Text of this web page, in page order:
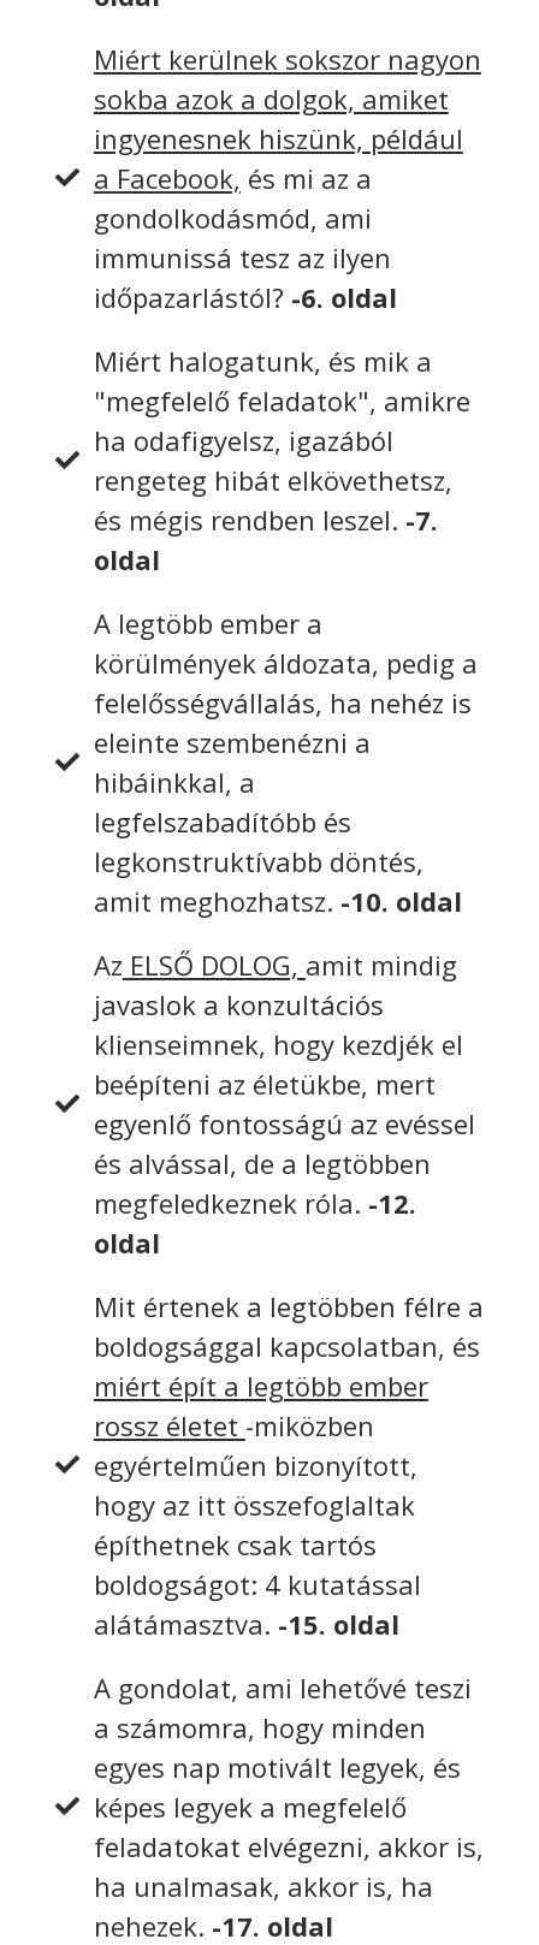
Miért kerülnek sokszor nagyon
sokba azok a dolgok, amiket
ingyenesnek hiszünk, például
a Facebook, és mi az a
gondolkodásmód, ami
immunissá tesz az ilyen
időpazarlástól? -6. oldal
Miért halogatunk, és mik a
"megfelelő feladatok", amikre
ha odafigyelsz, igazából
rengeteg hibát elkövethetsz,
és mégis rendben leszel. -7.
oldal
A legtöbb ember a
körülmények áldozata, pedig a
felelősségvállalás, ha nehéz is
eleinte szembenézni a
hibáinkkal, a
legfelszabadítóbb és
legkonstruktívabb döntés,
amit meghozhatsz. -10. oldal
Az ELSŐ DOLOG, amit mindig
javaslok a konzultációs
klienseimnek, hogy kezdjék el
beépíteni az életükbe, mert
egyenlő fontosságú az evéssel
és alvással, de a legtöbben
megfeledkeznek róla. -12.
oldal
Mit értenek a legtöbben félre a
boldogsággal kapcsolatban, és
miért épít a legtöbb ember
rossz életet -miközben
egyértelműen bizonyított,
hogy az itt összefoglaltak
építhetnek csak tartós
boldogságot: 4 kutatással
alátámasztva. -15. oldal
A gondolat, ami lehetővé teszi
a számomra, hogy minden
egyes nap motivált legyek, és
képes legyek a megfelelő
feladatokat elvégezni, akkor is,
ha unalmasak, akkor is, ha
nehezek. -17. oldal